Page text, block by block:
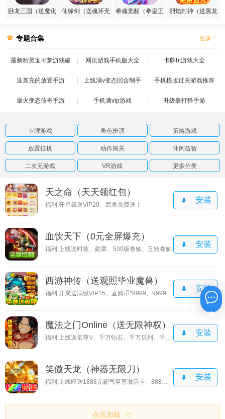
卧龙三国（送魔化
仙缘剑（送魂环无
拳魂觉醒（拳皇正
烈焰封神（送黑龙
专题合集 更多+
最新精灵宝可梦游戏破
解版
网页游戏手机版大全 卡牌bt游戏大全
送首充的放置手游 上线满v变态回合制手
游
手机横版过关游戏推荐
最火变态传奇手游 手机满vip游戏 升级靠打怪手游
卡牌游戏 角色扮演 策略游戏
放置挂机 动作闯关 休闲益智
二次元游戏 VR游戏 更多分类
天之命（天天领红包）
福利:开局就送VIP20、武将免费送！
安装
血饮天下（0元全屏爆充）
福利:上线送时装、勋章、500级卷轴、五转卷轴
安装
西游神传（送观照毕业魔兽）
安装
魔法之门Online（送无限神权）
安装
笑傲天龙（神器无限刀）
安装
点击加载